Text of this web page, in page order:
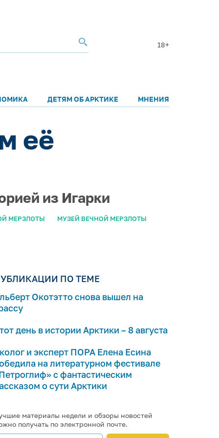
18+
ДЕТЯМ ОБ АРКТИКЕ МНЕНИЯ
её
из Игарки
МЕРЗЛОТЫ МУЗЕЙ ВЕЧНОЙ МЕРЗЛОТЫ
ПО ТЕМЕ
Окотэтто снова вышел на
день в истории Арктики – 8 августа
и эксперт ПОРА Елена Есина
на литературном фестивале
с фантастическим
о сути Арктики
материалы недели и обзоры новостей
получать по электронной почте.